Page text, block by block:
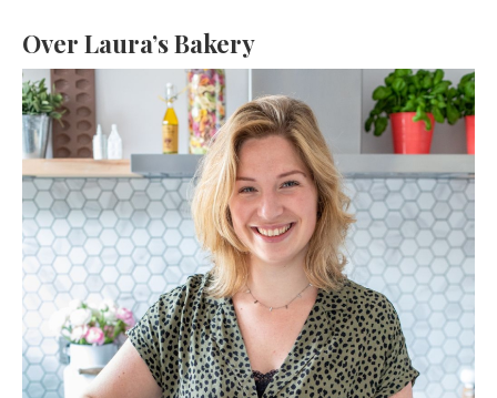
Over Laura’s Bakery